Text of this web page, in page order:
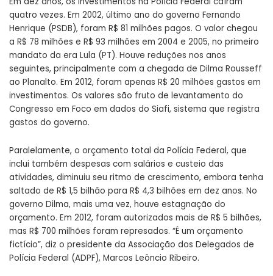
quatro vezes. Em 2002, último ano do governo Fernando
Henrique (PSDB), foram R$ 81 milhões pagos. O valor chegou
a R$ 78 milhões e R$ 93 milhões em 2004 e 2005, no primeiro
mandato da era Lula (PT). Houve reduções nos anos
seguintes, principalmente com a chegada de Dilma Rousseff
ao Planalto. Em 2012, foram apenas R$ 20 milhões gastos em
investimentos. Os valores são fruto de levantamento do
Congresso em Foco em dados do Siafi, sistema que registra
gastos do governo.
Paralelamente, o orçamento total da Polícia Federal, que
inclui também despesas com salários e custeio das
atividades, diminuiu seu ritmo de crescimento, embora tenha
saltado de R$ 1,5 bilhão para R$ 4,3 bilhões em dez anos. No
governo Dilma, mais uma vez, houve estagnação do
orçamento. Em 2012, foram autorizados mais de R$ 5 bilhões,
mas R$ 700 milhões foram represados. “É um orçamento
fictício”, diz o presidente da Associação dos Delegados de
Polícia Federal (ADPF), Marcos Leôncio Ribeiro.